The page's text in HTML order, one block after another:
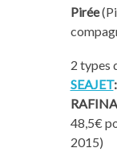
Pirée
2 types
SEAJET:
48,5€
2015)